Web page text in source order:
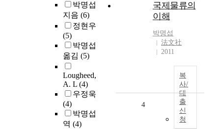
박명섭
지음 (6)
정현우
(5)
박명섭
옮김 (5)
Lougheed,
A. L (4)
우정욱
(4)
박명섭
역 (4)
국제물류의
이해
박명섭
法文社
2011
복
사/
대
출
신
청
4